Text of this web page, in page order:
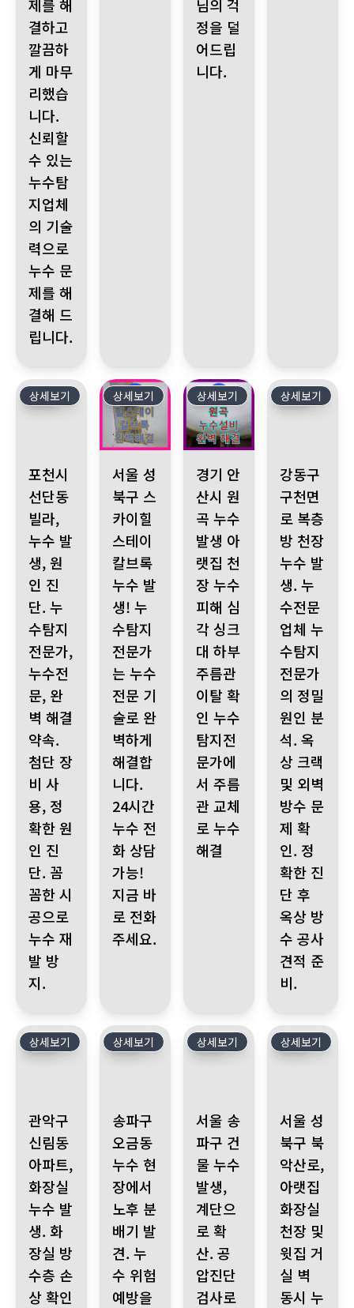
제를 해
결하고
깔끔하
게 마무
리했습
니다.
신뢰할
수 있는
누수탐
지업체
의 기술
력으로
누수 문
제를 해
결해 드
립니다.
님의 걱
정을 덜
어드립
니다.
502
상세보기
포천시
선단동
빌라,
누수 발
생, 원
인 진
단. 누
수탐지
전문가,
누수전
문, 완
벽 해결
약속.
첨단 장
비 사
용, 정
확한 원
인 진
단. 꼼
꼼한 시
공으로
누수 재
발 방
지.
501
상세보기
서울 성
북구 스
카이힐
스테이
칼브록
누수 발
생! 누
수탐지
전문가
는 누수
전문 기
술로 완
벽하게
해결합
니다.
24시간
누수 전
화 상담
가능!
지금 바
로 전화
주세요.
500
상세보기
경기 안
산시 원
곡 누수
발생 아
랫집 천
장 누수
피해 심
각 싱크
대 하부
주름관
이탈 확
인 누수
탐지전
문가에
서 주름
관 교체
로 누수
해결
499
상세보기
강동구
구천면
로 복층
방 천장
누수 발
생. 누
수전문
업체 누
수탐지
전문가
의 정밀
원인 분
석. 옥
상 크랙
및 외벽
방수 문
제 확
인. 정
확한 진
단 후
옥상 방
수 공사
견적 준
비.
498
상세보기
관악구
신림동
아파트,
화장실
누수 발
생. 화
장실 방
수층 손
상 확인
497
상세보기
송파구
오금동
누수 현
장에서
노후 분
배기 발
견. 누
수 위험
예방을
496
상세보기
서울 송
파구 건
물 누수
발생,
계단으
로 확
산. 공
압진단
검사로
495
상세보기
서울 성
북구 북
악산로,
아랫집
화장실
천장 및
윗집 거
실 벽
동시 누